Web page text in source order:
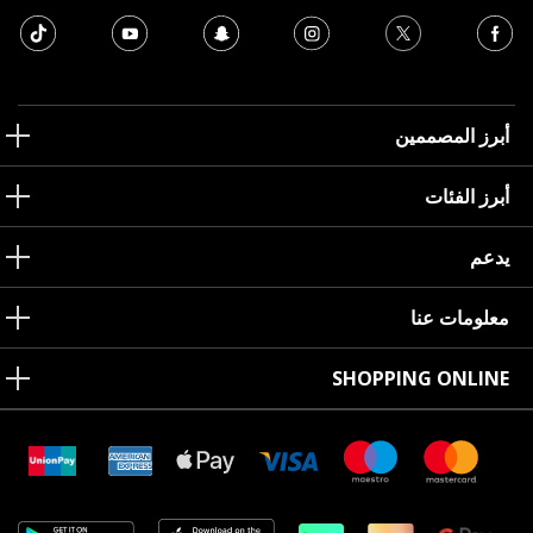
أبرز المصممين
أبرز الفئات
يدعم
معلومات عنا
SHOPPING ONLINE